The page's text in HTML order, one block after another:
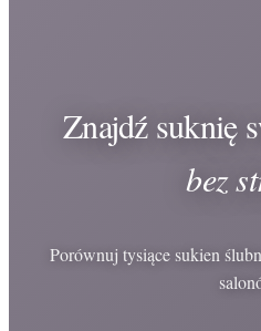
Znajdź suknię
bez
Porównuj tysiące sukien